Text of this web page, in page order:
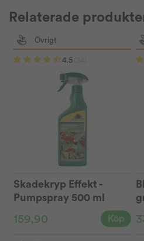
Relaterade
Övrigt
4.5
Skadekryp Effekt -
Pumpspray 500 ml
159,90 Köp